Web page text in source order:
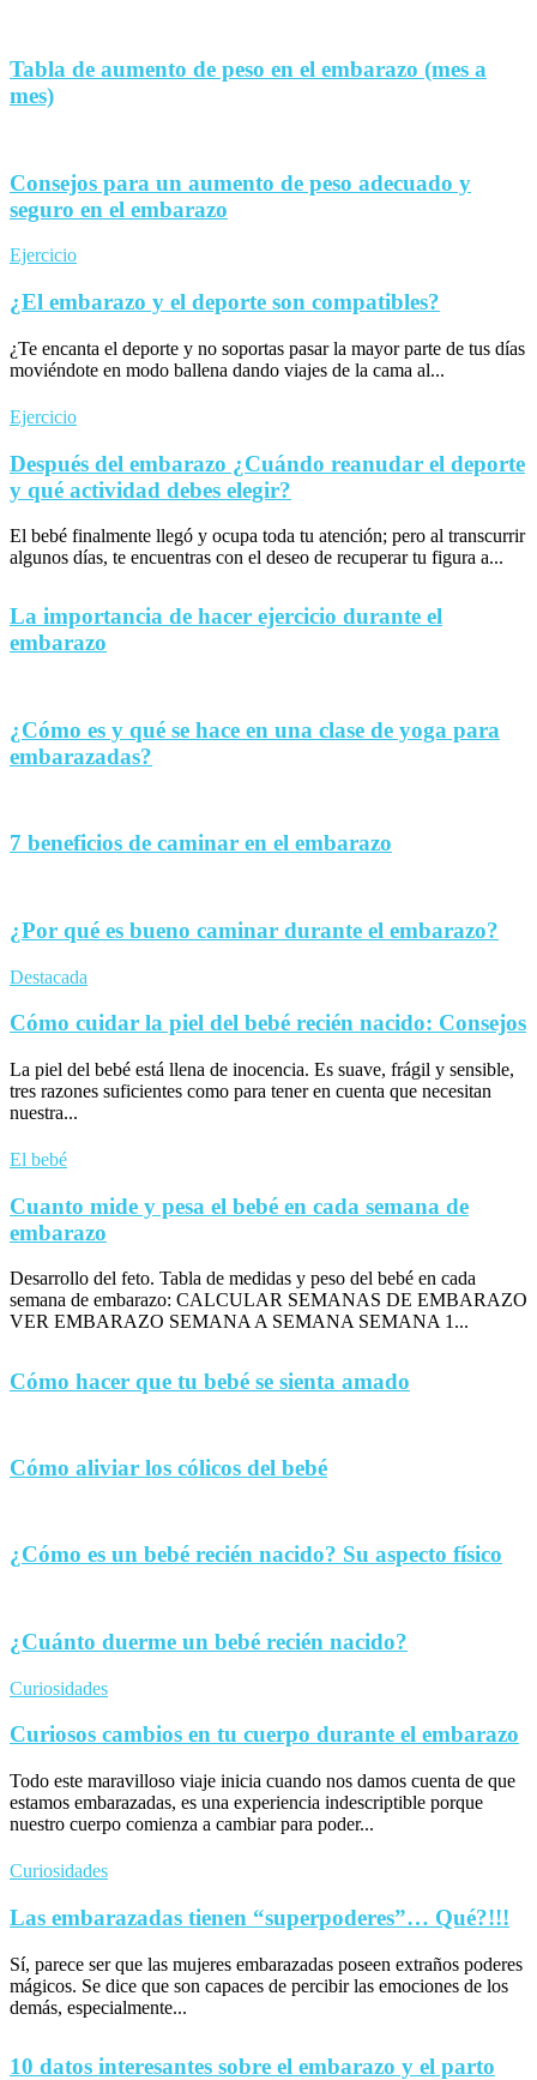
Tabla de aumento de peso en el embarazo (mes a
mes)
Consejos para un aumento de peso adecuado y
seguro en el embarazo
Ejercicio
¿El embarazo y el deporte son compatibles?
¿Te encanta el deporte y no soportas pasar la mayor parte de tus días
moviéndote en modo ballena dando viajes de la cama al...
Ejercicio
Después del embarazo ¿Cuándo reanudar el deporte
y qué actividad debes elegir?
El bebé finalmente llegó y ocupa toda tu atención; pero al transcurrir
algunos días, te encuentras con el deseo de recuperar tu figura a...
La importancia de hacer ejercicio durante el
embarazo
¿Cómo es y qué se hace en una clase de yoga para
embarazadas?
7 beneficios de caminar en el embarazo
¿Por qué es bueno caminar durante el embarazo?
Destacada
Cómo cuidar la piel del bebé recién nacido: Consejos
La piel del bebé está llena de inocencia. Es suave, frágil y sensible,
tres razones suficientes como para tener en cuenta que necesitan
nuestra...
El bebé
Cuanto mide y pesa el bebé en cada semana de
embarazo
Desarrollo del feto. Tabla de medidas y peso del bebé en cada
semana de embarazo: CALCULAR SEMANAS DE EMBARAZO
VER EMBARAZO SEMANA A SEMANA SEMANA 1...
Cómo hacer que tu bebé se sienta amado
Cómo aliviar los cólicos del bebé
¿Cómo es un bebé recién nacido? Su aspecto físico
¿Cuánto duerme un bebé recién nacido?
Curiosidades
Curiosos cambios en tu cuerpo durante el embarazo
Todo este maravilloso viaje inicia cuando nos damos cuenta de que
estamos embarazadas, es una experiencia indescriptible porque
nuestro cuerpo comienza a cambiar para poder...
Curiosidades
Las embarazadas tienen “superpoderes”… Qué?!!!
Sí, parece ser que las mujeres embarazadas poseen extraños poderes
mágicos. Se dice que son capaces de percibir las emociones de los
demás, especialmente...
10 datos interesantes sobre el embarazo y el parto